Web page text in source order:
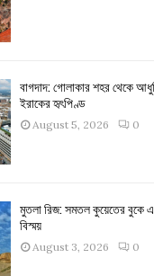
বাগদাদ: গোলাকার শহর থেকে
ইরাকের হৃৎপিণ্ড
August 5, 2026 0
মুতলা রিজ: সমতল কুয়েতের বুকে
বিস্ময়
August 3, 2026 0